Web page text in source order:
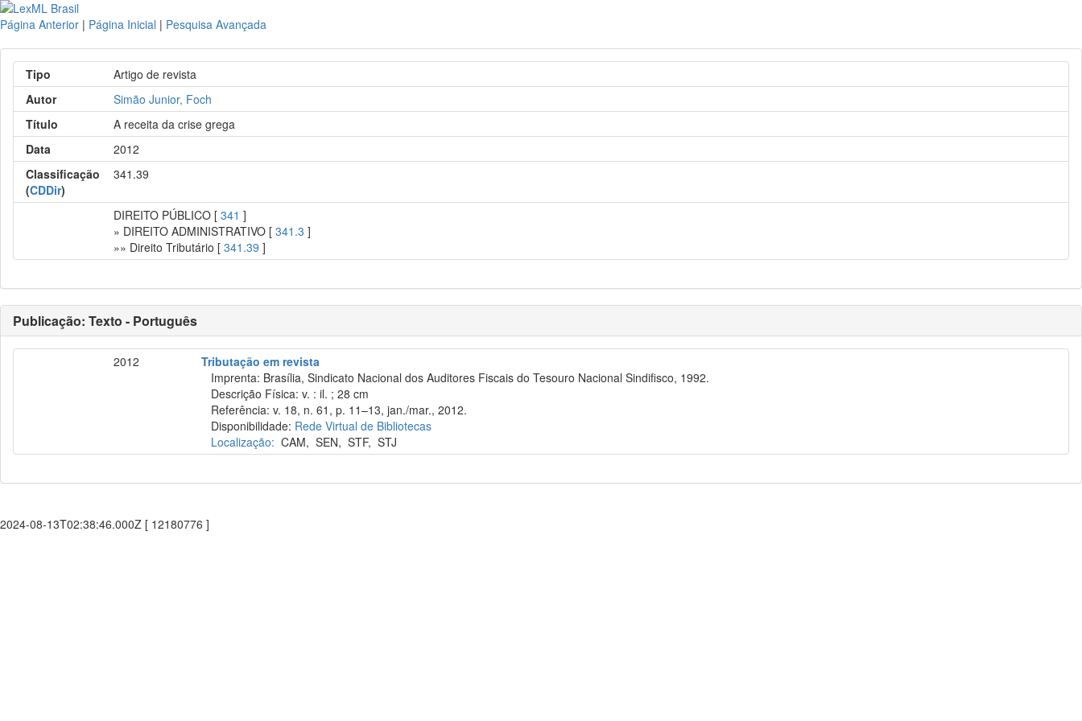
Página Anterior | Página Inicial | Pesquisa Avançada
Tipo
Artigo de revista
Autor
Simão Junior, Foch
Título
A receita da crise grega
Data
2012
Classificação
(CDDir)
341.39
DIREITO PÚBLICO [341 ]
» DIREITO ADMINISTRATIVO [341.3 ]
»» Direito Tributário [341.39 ]
Publicação: Texto - Português
2012
Tributação em revista
Imprenta: Brasília, Sindicato Nacional dos Auditores Fiscais do Tesouro Nacional Sindifisco, 1992.
Descrição Física: v. : il. ; 28 cm
Referência: v. 18, n. 61, p. 11–13, jan./mar., 2012.
Disponibilidade: Rede Virtual de Bibliotecas
Localização: CAM,SEN,STF,STJ
2024-08-13T02:38:46.000Z [ 12180776 ]